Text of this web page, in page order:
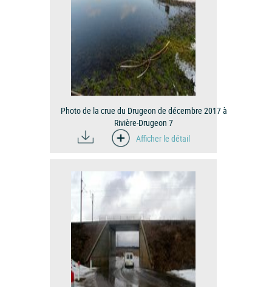
Photo de la crue du Drugeon de décembre 2017 à
Rivière-Drugeon 7
Afficher le détail